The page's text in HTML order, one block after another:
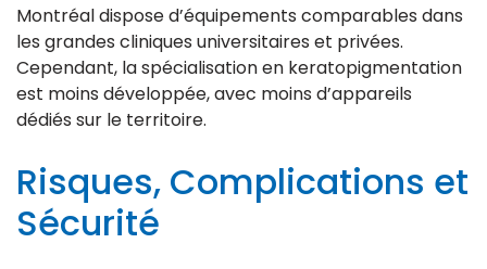
Montréal dispose d’équipements comparables dans
les grandes cliniques universitaires et privées.
Cependant, la spécialisation en keratopigmentation
est moins développée, avec moins d’appareils
dédiés sur le territoire.
Risques, Complications et
Sécurité